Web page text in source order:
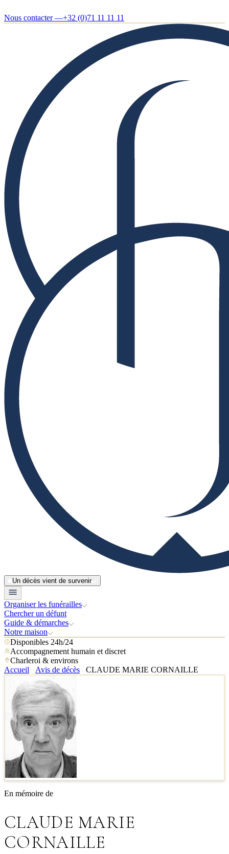
Nous contacter —+32 (0)71 11 11 11
Un décès vient de survenir
Organiser les funérailles
Chercher un défunt
Guide & démarches
Notre maison
Disponibles 24h/24
Accompagnement humain et discret
Charleroi & environs
Accueil
Avis de décès CLAUDE MARIE CORNAILLE
En mémoire de
CLAUDE MARIE
CORNAILLE